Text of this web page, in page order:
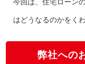
今回は、住宅ローン
はどうなるのかをく
弊社への